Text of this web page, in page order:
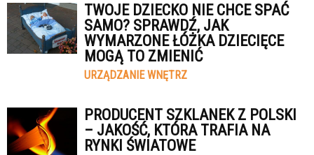
TWOJE DZIECKO NIE CHCE SPAĆ
SAMO? SPRAWDŹ, JAK
WYMARZONE ŁÓŻKA DZIECIĘCE
MOGĄ TO ZMIENIĆ
URZĄDZANIE WNĘTRZ
PRODUCENT SZKLANEK Z POLSKI
– JAKOŚĆ, KTÓRA TRAFIA NA
RYNKI ŚWIATOWE